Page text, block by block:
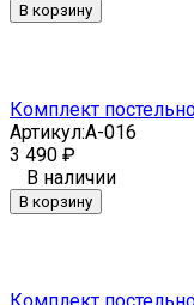
В корзину
Комплект
Артикул:A-016
3 490 ₽
В наличии
В корзину